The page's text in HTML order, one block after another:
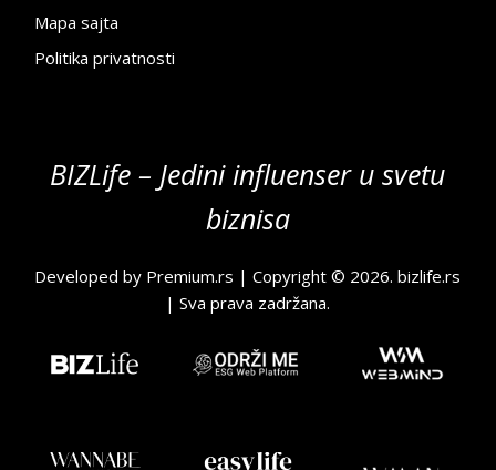
Mapa sajta
Politika privatnosti
BIZLife – Jedini influenser u svetu
biznisa
Developed by Premium.rs | Copyright © 2026.bizlife.rs
| Sva prava zadržana.